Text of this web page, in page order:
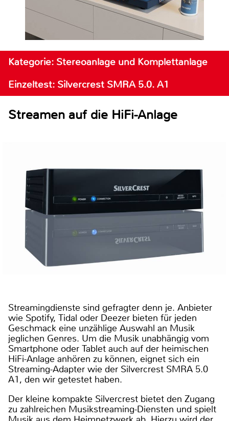
Kategorie: Stereoanlage und Komplettanlage
Einzeltest: Silvercrest SMRA 5.0. A1
Streamen auf die HiFi-Anlage
Streamingdienste sind gefragter denn je. Anbieter
wie Spotify, Tidal oder Deezer bieten für jeden
Geschmack eine unzählige Auswahl an Musik
jeglichen Genres. Um die Musik unabhängig vom
Smartphone oder Tablet auch auf der heimischen
HiFi-Anlage anhören zu können, eignet sich ein
Streaming-Adapter wie der Silvercrest SMRA 5.0
A1, den wir getestet haben.
Der kleine kompakte Silvercrest bietet den Zugang
zu zahlreichen Musikstreaming-Diensten und spielt